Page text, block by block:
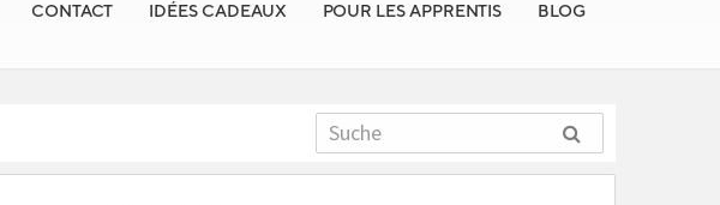
CONTACT IDÉES CADEAUX POUR LES APPRENTIS BLOG